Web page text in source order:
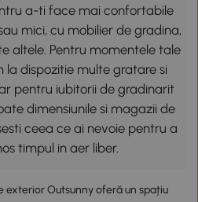
a-ti face mai confortabile
mici, cu mobilier de gradina,
altele. Pentru momentele tale
la dispozitie multe gratare si
pentru iubitorii de gradinarit
dimensiunile si magazii de
ceea ce ai nevoie pentru a
timpul in aer liber.
Outsunny oferă un spațiu